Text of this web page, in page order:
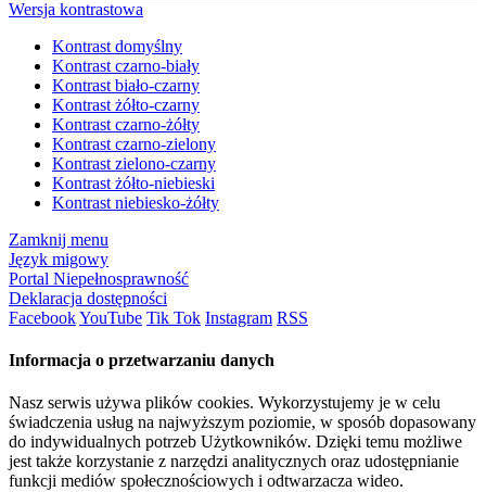
Wersja kontrastowa
Kontrast domyślny
Kontrast czarno-biały
Kontrast biało-czarny
Kontrast żółto-czarny
Kontrast czarno-żółty
Kontrast czarno-zielony
Kontrast zielono-czarny
Kontrast żółto-niebieski
Kontrast niebiesko-żółty
Zamknij menu
Język migowy
Portal Niepełnosprawność
Deklaracja dostępności
FacebookYouTube Tik Tok Instagram RSS
Informacja o przetwarzaniu danych
Nasz serwis używa plików cookies. Wykorzystujemy je w celu
świadczenia usług na najwyższym poziomie, w sposób dopasowany
do indywidualnych potrzeb Użytkowników. Dzięki temu możliwe
jest także korzystanie z narzędzi analitycznych oraz udostępnianie
funkcji mediów społecznościowych i odtwarzacza wideo.